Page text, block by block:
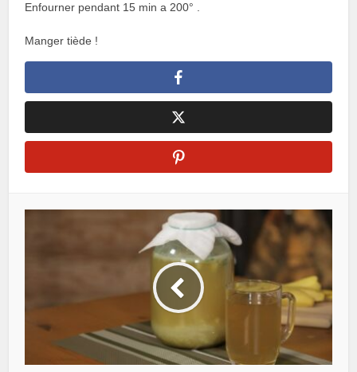
Enfourner pendant 15 min a 200° .
Manger tiède !